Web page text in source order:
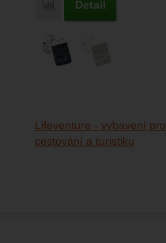
Porovnat
Detail
Lifeventure - vybavení pro
cestování a turistiku